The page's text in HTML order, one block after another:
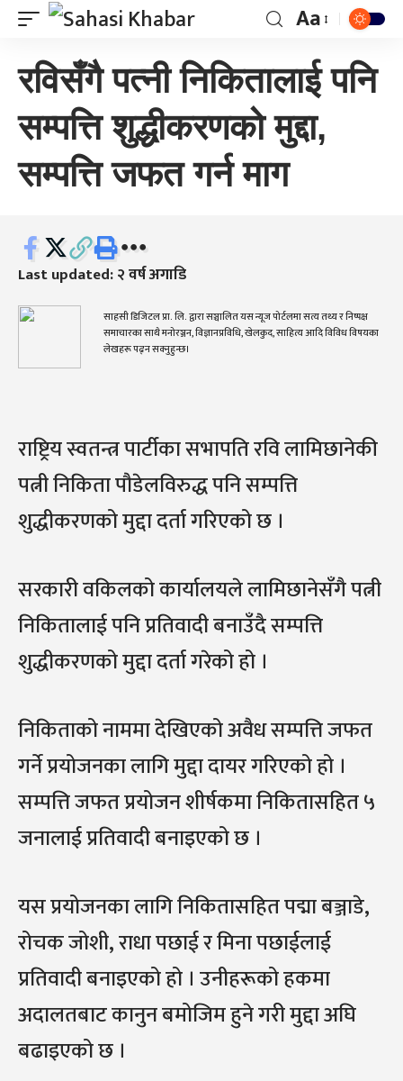
Aa
रविसँगै पत्नी निकितालाई पनि
सम्पत्ति शुद्धीकरणको मुद्दा,
सम्पत्ति जफत गर्न माग
Last updated: २ वर्ष अगाडि
साहसी डिजिटल प्रा. लि. द्वारा सञ्चालित यस न्यूज पोर्टलमा सत्य तथ्य र निष्पक्ष
समाचारका साथै मनोरञ्जन, विज्ञानप्रविधि, खेलकुद, साहित्य आदि विविध विषयका
लेखहरू पढ्न सक्नुहुन्छ।
राष्ट्रिय स्वतन्त्र पार्टीका सभापति रवि लामिछानेकी
पत्नी निकिता पौडेलविरुद्ध पनि सम्पत्ति
शुद्धीकरणको मुद्दा दर्ता गरिएको छ ।
सरकारी वकिलको कार्यालयले लामिछानेसँगै पत्नी
निकितालाई पनि प्रतिवादी बनाउँदै सम्पत्ति
शुद्धीकरणको मुद्दा दर्ता गरेको हो ।
निकिताको नाममा देखिएको अवैध सम्पत्ति जफत
गर्ने प्रयोजनका लागि मुद्दा दायर गरिएको हो ।
सम्पत्ति जफत प्रयोजन शीर्षकमा निकितासहित ५
जनालाई प्रतिवादी बनाइएको छ ।
यस प्रयोजनका लागि निकितासहित पद्मा बञ्जाडे,
रोचक जोशी, राधा पछाई र मिना पछाईलाई
प्रतिवादी बनाइएको हो । उनीहरूको हकमा
अदालतबाट कानुन बमोजिम हुने गरी मुद्दा अघि
बढाइएको छ ।